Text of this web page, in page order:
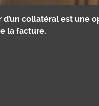
d’un collatéral est une
la facture.